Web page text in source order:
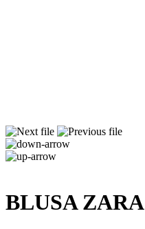
BLUSA ZARA